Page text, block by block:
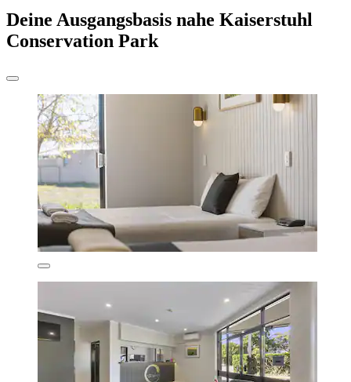
Deine Ausgangsbasis nahe Kaiserstuhl
Conservation Park